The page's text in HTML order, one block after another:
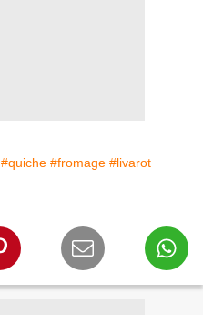
#quiche #fromage #livarot